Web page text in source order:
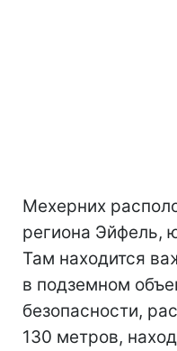
Мехерних
региона Эйфель,
Там находится
в подземном
безопасности,
130 метров,